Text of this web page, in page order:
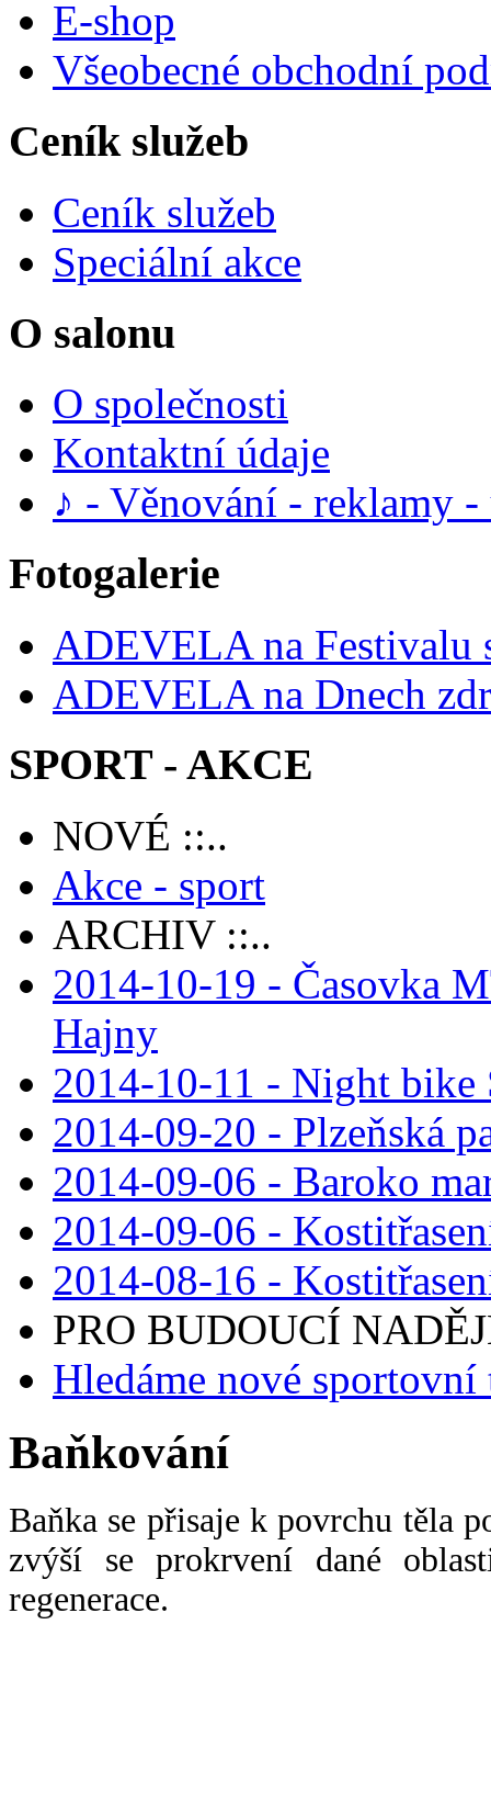
E-shop
Všeobecné obchodní
Ceník služeb
Ceník služeb
Speciální akce
O salonu
O společnosti
Kontaktní údaje
♪ - Věnování - reklamy
Fotogalerie
ADEVELA na Festivalu
ADEVELA na Dnech
SPORT - AKCE
NOVÉ ::..
Akce - sport
ARCHIV ::..
2014-10-19 - Časovka
Hajny
2014-10-11 - Night bike
2014-09-20 - Plzeňská
2014-09-06 - Baroko
2014-09-06 -
2014-08-16 -
PRO BUDOUCÍ
Hledáme nové sportovní
Baňkování
Baňka se přisaje k povrchu těla
zvýší se prokrvení dané
regenerace.